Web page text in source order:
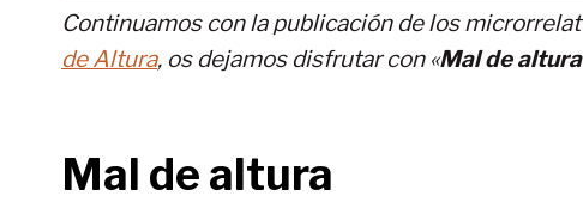
Continuamos con la publicación de los
de Altura, os dejamos disfrutar con «Mal de altura
Mal de altura